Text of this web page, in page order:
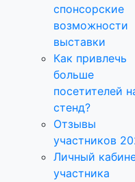
спонсорские
возможности
выставки
Как привлечь
больше
посетителей
стенд?
Отзывы
участников
Личный
участника